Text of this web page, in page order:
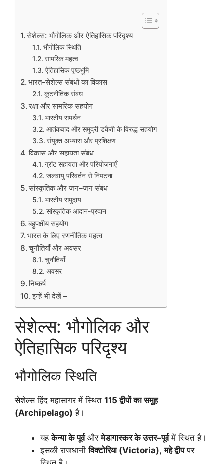
सेशेल्स: भौगोलिक और ऐतिहासिक परिदृश्य
भौगोलिक स्थिति
सामरिक महत्व
ऐतिहासिक पृष्ठभूमि
भारत-सेशेल्स संबंधों का विकास
कूटनीतिक संबंध
रक्षा और सामरिक सहयोग
भारतीय समर्थन
आतंकवाद और समुद्री डकैती के विरुद्ध सहयोग
संयुक्त अभ्यास और प्रशिक्षण
विकास और सहायता संबंध
ग्रांट सहायता और परियोजनाएँ
जलवायु परिवर्तन से निपटना
सांस्कृतिक और जन–जन संबंध
भारतीय समुदाय
सांस्कृतिक आदान-प्रदान
बहुपक्षीय सहयोग
भारत के लिए रणनीतिक महत्व
चुनौतियाँ और अवसर
चुनौतियाँ
अवसर
निष्कर्ष
इन्हें भी देखें –
सेशेल्स: भौगोलिक और
ऐतिहासिक परिदृश्य
भौगोलिक स्थिति
सेशेल्स हिंद महासागर में स्थित 115 द्वीपों का समूह
(Archipelago) है।
यहकेन्या के पूर्वऔरमेडागास्कर के उत्तर–पूर्वमें स्थित है।
इसकी राजधानीविक्टोरिया (Victoria),महे द्वीपपर